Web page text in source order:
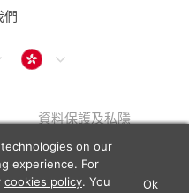
們
Hong Kong
資料保護及私隱
Sitemap on our
experience. For
cookies policy. You
Ok